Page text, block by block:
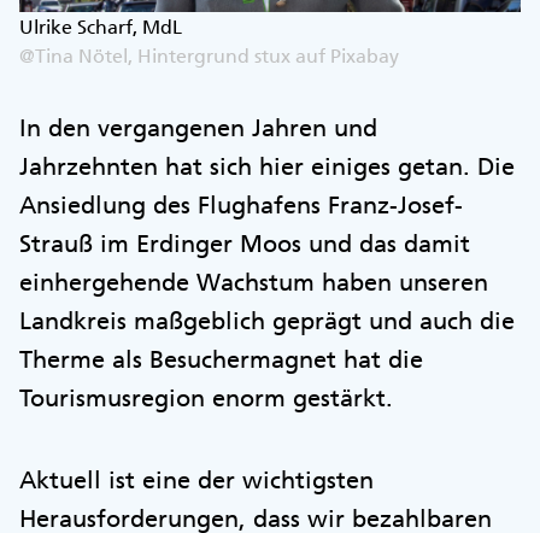
Ulrike Scharf, MdL
@Tina Nötel, Hintergrund stux auf Pixabay
In den vergangenen Jahren und
Jahrzehnten hat sich hier einiges getan. Die
Ansiedlung des Flughafens Franz-Josef-
Strauß im Erdinger Moos und das damit
einhergehende Wachstum haben unseren
Landkreis maßgeblich geprägt und auch die
Therme als Besuchermagnet hat die
Tourismusregion enorm gestärkt.
Aktuell ist eine der wichtigsten
Herausforderungen, dass wir bezahlbaren